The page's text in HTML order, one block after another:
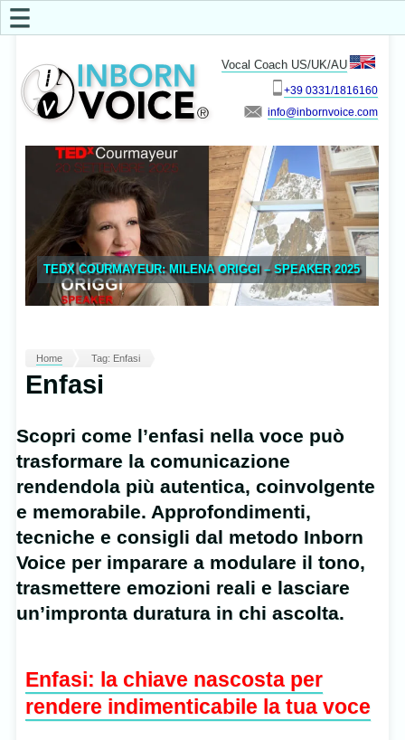
Vocal Coach US/UK/AU
+39 0331/1816160
info
☰
TEDX COURMAYEUR: MILENA ORIGGI – SPEAKER 2025
Home Tag: Enfasi
Enfasi
Scopri come l’enfasi nella voce può
trasformare la comunicazione
rendendola più autentica, coinvolgente
e memorabile. Approfondimenti,
tecniche e consigli dal metodo Inborn
Voice per imparare a modulare il tono,
trasmettere emozioni reali e lasciare
un’impronta duratura in chi ascolta.
Enfasi: la chiave nascosta per
rendere indimenticabile la tua voce